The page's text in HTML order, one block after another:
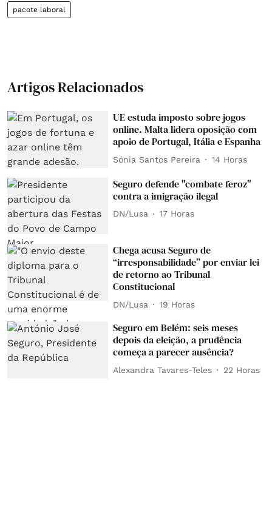
pacote laboral
Artigos Relacionados
UE estuda imposto sobre jogos
online. Malta lidera oposição com
apoio de Portugal, Itália e Espanha
Sónia Santos Pereira 14 Horas
Seguro defende "combate feroz"
contra a imigração ilegal
DN/Lusa 17 Horas
Chega acusa Seguro de
“irresponsabilidade” por enviar lei
de retorno ao Tribunal
Constitucional
DN/Lusa 19 Horas
Seguro em Belém: seis meses
depois da eleição, a prudência
começa a parecer ausência?
Alexandra Tavares-Teles 22 Horas